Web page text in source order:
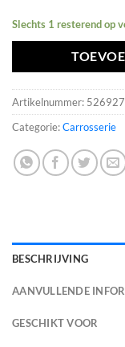
Slechts 1 resterend op
Artikelnummer:
Categorie:Carrosserie
BESCHRIJVING
AANVULLENDE
GESCHIKT VOOR